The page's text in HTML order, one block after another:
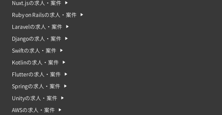
Nuxt.jsの求人・案件
Ruby on Railsの求人・案件
Laravelの求人・案件
Djangoの求人・案件
Swiftの求人・案件
Kotlinの求人・案件
Flutterの求人・案件
Springの求人・案件
Unityの求人・案件
AWSの求人・案件